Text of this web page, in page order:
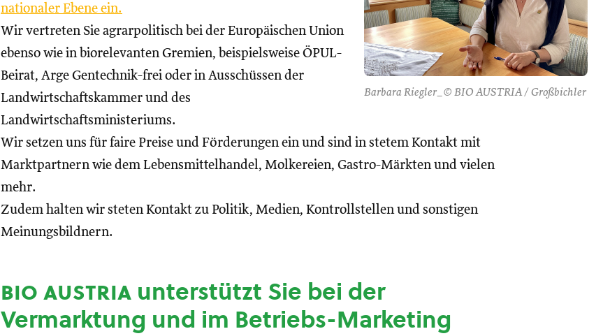
Barbara Riegler_© BIO AUSTRIA / Großbichler
nationaler Ebene ein.
Wir vertreten Sie agrarpolitisch bei der Europäischen Union
ebenso wie in biorelevanten Gremien, beispielsweise ÖPUL-
Beirat, Arge Gentechnik-frei oder in Ausschüssen der
Landwirtschaftskammer und des
Landwirtschaftsministeriums.
Wir setzen uns für faire Preise und Förderungen ein und sind in stetem Kontakt mit
Marktpartnern wie dem Lebensmittelhandel, Molkereien, Gastro-Märkten und vielen
mehr.
Zudem halten wir steten Kontakt zu Politik, Medien, Kontrollstellen und sonstigen
Meinungsbildnern.
bio austria unterstützt Sie bei der
Vermarktung und im Betriebs-Marketing